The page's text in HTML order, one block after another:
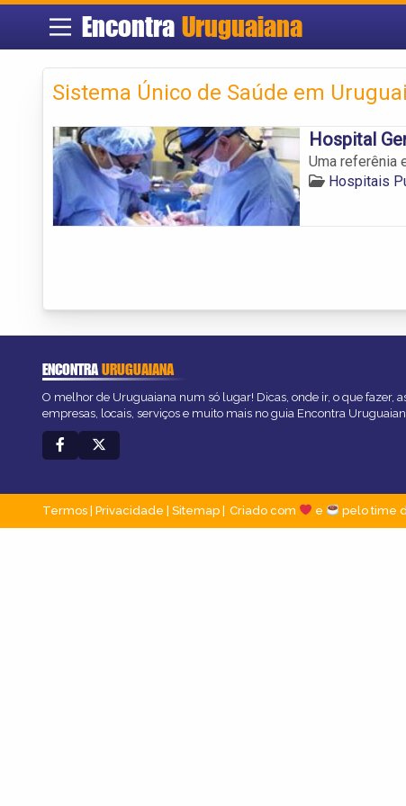
Encontra Uruguaiana
Sistema Único de Saúde em
Hospital
Uma referênia
Hospitais
ENCONTRAURUGUAIANA
O melhor de Uruguaiana num só lugar! Dicas, onde ir, o que fazer,
empresas, locais, serviços e muito mais no guia Encontra
Termos Privacidade Sitemap Criado com e pelo time